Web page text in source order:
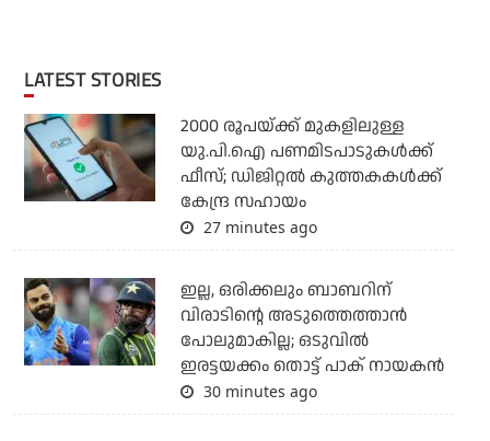
LATEST STORIES
2000 രൂപയ്ക്ക് മുകളിലുള്ള
യു.പി.ഐ പണമിടപാടുകള്‍ക്ക്
ഫീസ്; ഡിജിറ്റല്‍ കുത്തകകള്‍ക്ക്
കേന്ദ്ര സഹായം
27 minutes ago
ഇല്ല, ഒരിക്കലും ബാബറിന്
വിരാടിന്റെ അടുത്തെത്താന്‍
പോലുമാകില്ല; ഒടുവില്‍
ഇരട്ടയക്കം തൊട്ട് പാക് നായകന്‍
30 minutes ago